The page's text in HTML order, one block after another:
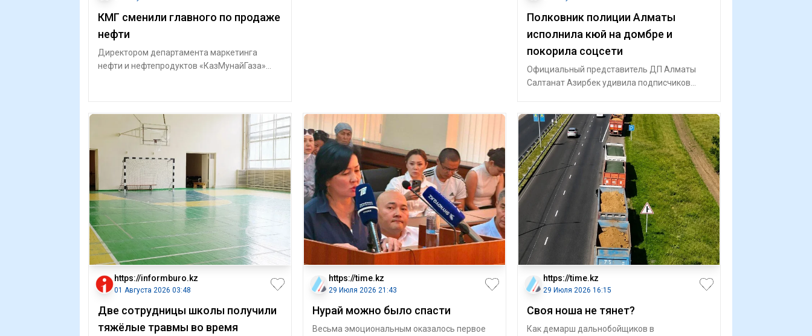
КМГ сменили главного по продаже
нефти
Директором департамента маркетинга
нефти и нефтепродуктов «КазМунайГаза»
Полковник полиции Алматы
исполнила кюй на домбре и
покорила соцсети
Официальный представитель ДП Алматы
Салтанат Азирбек удивила подписчиков
https://informburo.kz
01 Августа 2026 03:48
Две сотрудницы школы получили
тяжёлые травмы во время
https://time.kz
29 Июля 2026 21:43
Нурай можно было спасти
Весьма эмоциональным оказалось первое
https://time.kz
29 Июля 2026 16:15
Своя ноша не тянет?
Как демарш дальнобойщиков в